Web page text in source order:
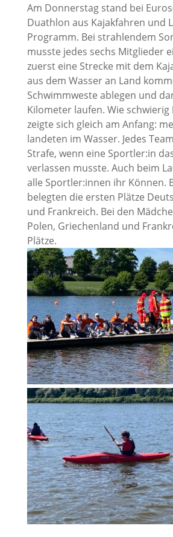
Am Donnerstag stand bei
Duathlon aus Kajakfahren und
Programm. Bei strahlendem
musste jedes sechs Mitglieder
zuerst eine Strecke mit dem
aus dem Wasser an Land
Schwimmweste ablegen und
Kilometer laufen. Wie schwierig
zeigte sich gleich am Anfang:
landeten im Wasser. Jedes
Strafe, wenn eine Sportler:in
verlassen musste. Auch beim
alle Sportler:innen ihr Können.
belegten die ersten Plätze
und Frankreich. Bei den
Polen, Griechenland und
Plätze.